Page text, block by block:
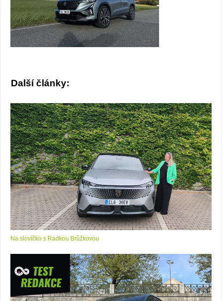
Další články:
Na slovíčko s Radkou Brůžkovou